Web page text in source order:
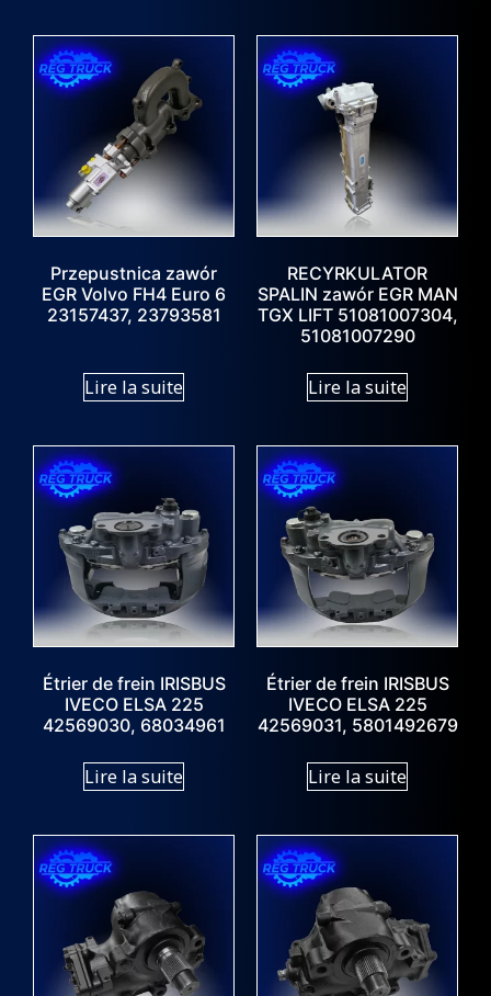
Przepustnica zawór
EGR Volvo FH4 Euro 6
23157437, 23793581
Lire la suite
RECYRKULATOR
SPALIN zawór EGR MAN
TGX LIFT 51081007304,
51081007290
Lire la suite
Étrier de frein IRISBUS
IVECO ELSA 225
42569030, 68034961
Lire la suite
Étrier de frein IRISBUS
IVECO ELSA 225
42569031, 5801492679
Lire la suite